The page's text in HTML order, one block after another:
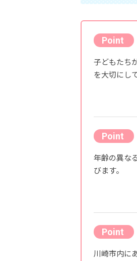
子どもたち
を大切にし
年齢の異な
びます。
川崎市内に